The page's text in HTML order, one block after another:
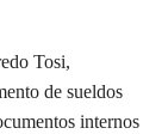
Tosi,
de sueldos
internos